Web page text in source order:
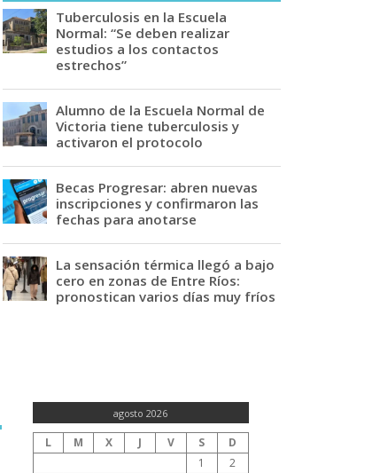
Tuberculosis en la Escuela
Normal: “Se deben realizar
estudios a los contactos
estrechos”
Alumno de la Escuela Normal de
Victoria tiene tuberculosis y
activaron el protocolo
Becas Progresar: abren nuevas
inscripciones y confirmaron las
fechas para anotarse
La sensación térmica llegó a bajo
cero en zonas de Entre Ríos:
pronostican varios días muy fríos
agosto 2026
L M X J V S
D
1
2